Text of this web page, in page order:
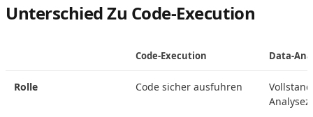
Unterschied Zu Code-Execution
Code-Execution Data-
Rolle Code sicher ausfuhren